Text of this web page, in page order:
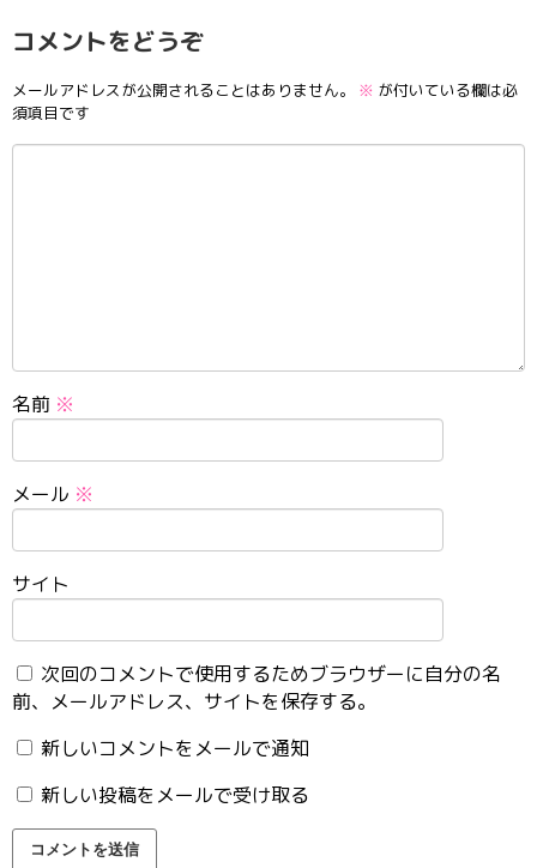
コメントをどうぞ
メールアドレスが公開されることはありません。 ※ が付いている欄は必
須項目です
名前 ※
メール ※
サイト
次回のコメントで使用するためブラウザーに自分の名
前、メールアドレス、サイトを保存する。
新しいコメントをメールで通知
新しい投稿をメールで受け取る